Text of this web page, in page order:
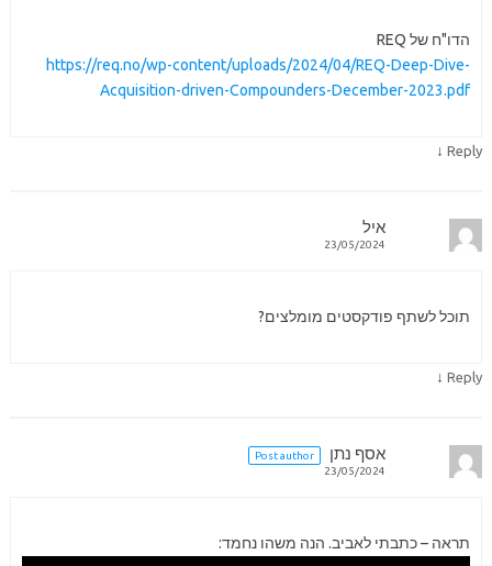
הדו"ח של REQ
https://req.no/wp-content/uploads/2024/04/REQ-Deep-Dive-
Acquisition-driven-Compounders-December-2023.pdf
Reply
↓
איל
23/05/2024
תוכל לשתף פודקסטים מומלצים?
Reply
↓
אסף נתן
Post author
23/05/2024
תראה – כתבתי לאביב. הנה משהו נחמד: